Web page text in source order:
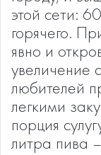
этой сети:
горячего.
явно и
увеличение
любителей
легкими
порция
литра пива